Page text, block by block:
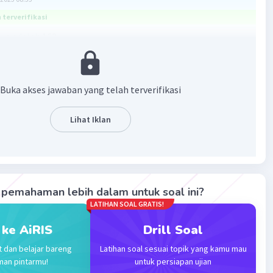
terverifikasi
perkalian dan pembagian terlebih dahulu baru kerjakan
dan pengurangan
tanda dalam kurung
Buka akses jawaban yang telah terverifikasi
Lihat Iklan
lebih dalam untuk soal ini?
AiRIS
dan belajar bareng
pintarmu!
LATIHAN SOAL GRATIS!
Drill Soal
Latihan soal sesuai topik yang kamu mau
untuk persiapan ujian